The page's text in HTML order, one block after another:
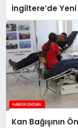
İngiltere’de
Kan Bağışının